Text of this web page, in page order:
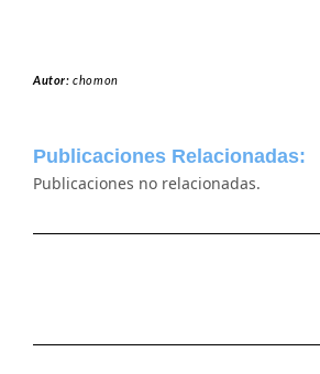
Autor:chomon
Publicaciones Relacionadas:
Publicaciones no relacionadas.